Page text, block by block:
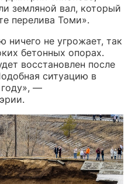
земляной вал, который
перелива Томи».
не угрожает, так
бетонных опорах.
восстановлен после
ситуацию в
—